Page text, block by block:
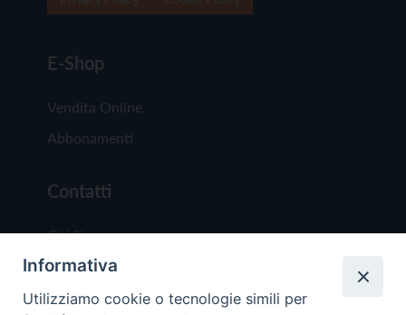
E-Shop
Vendita Online
Abbonamenti
Contatti
Chi Siamo
Redazione
Scrivici
Informativa
Utilizziamo cookie o tecnologie simili per